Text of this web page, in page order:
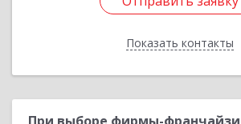
Показать контакты
Назад